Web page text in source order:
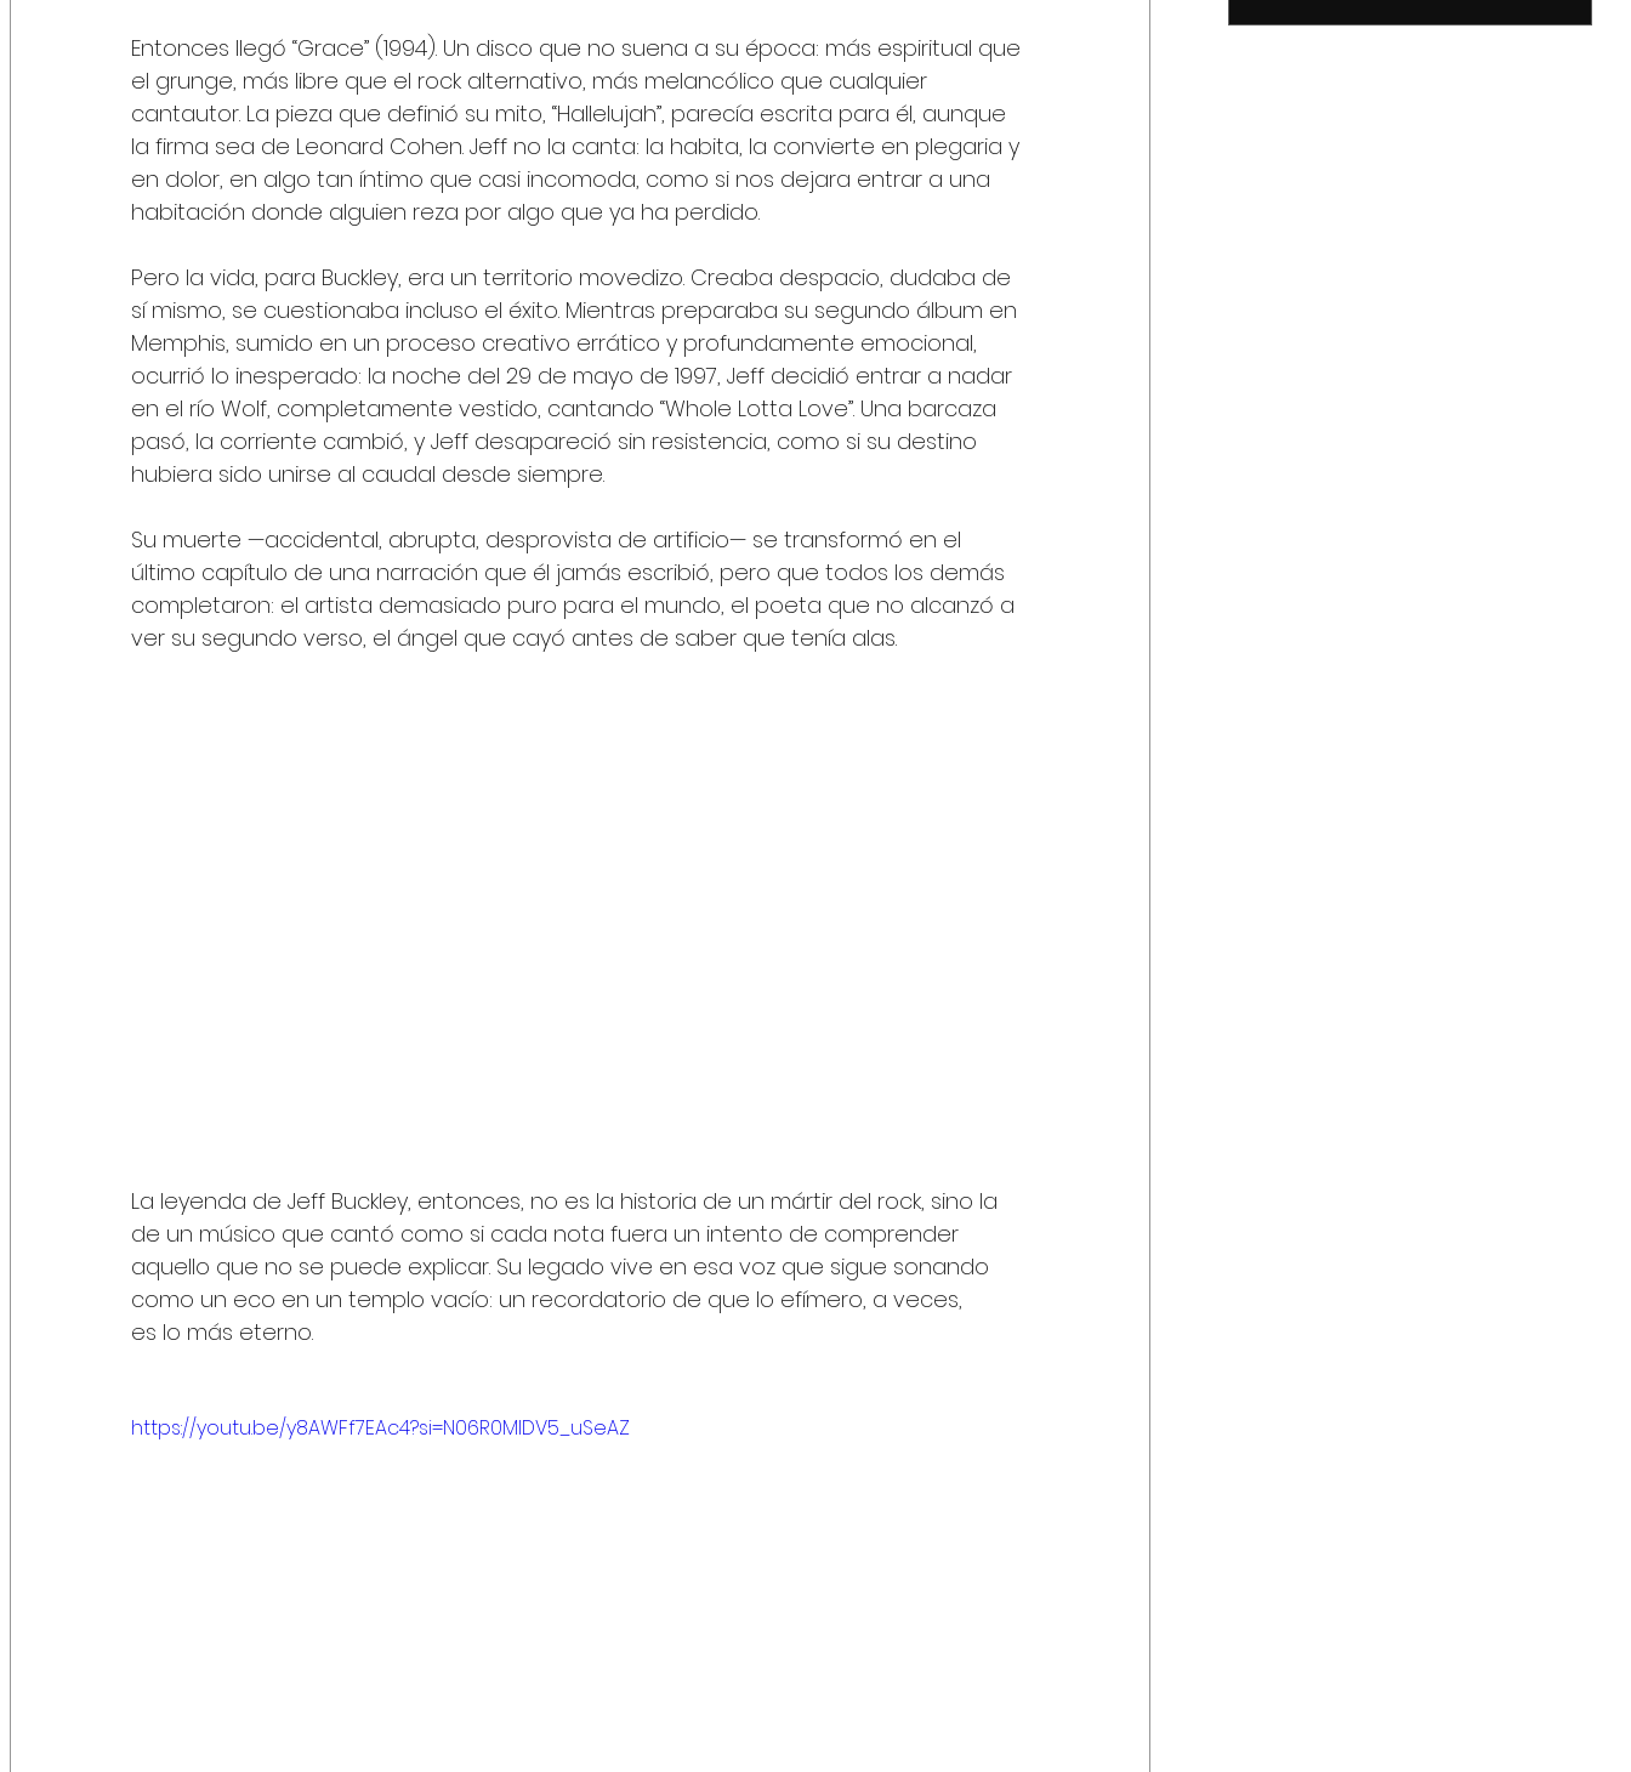
Entonces llegó “Grace” (1994). Un disco que no suena a su época: más espiritual que
el grunge, más libre que el rock alternativo, más melancólico que cualquier
cantautor. La pieza que definió su mito, “Hallelujah”, parecía escrita para él, aunque
la firma sea de Leonard Cohen. Jeff no la canta: la habita, la convierte en plegaria y
en dolor, en algo tan íntimo que casi incomoda, como si nos dejara entrar a una
habitación donde alguien reza por algo que ya ha perdido.
Pero la vida, para Buckley, era un territorio movedizo. Creaba despacio, dudaba de
sí mismo, se cuestionaba incluso el éxito. Mientras preparaba su segundo álbum en
Memphis, sumido en un proceso creativo errático y profundamente emocional,
ocurrió lo inesperado: la noche del 29 de mayo de 1997, Jeff decidió entrar a nadar
en el río Wolf, completamente vestido, cantando “Whole Lotta Love”. Una barcaza
pasó, la corriente cambió, y Jeff desapareció sin resistencia, como si su destino
hubiera sido unirse al caudal desde siempre.
Su muerte —accidental, abrupta, desprovista de artificio— se transformó en el
último capítulo de una narración que él jamás escribió, pero que todos los demás
completaron: el artista demasiado puro para el mundo, el poeta que no alcanzó a
ver su segundo verso, el ángel que cayó antes de saber que tenía alas.
La leyenda de Jeff Buckley, entonces, no es la historia de un mártir del rock, sino la
de un músico que cantó como si cada nota fuera un intento de comprender
aquello que no se puede explicar. Su legado vive en esa voz que sigue sonando
como un eco en un templo vacío: un recordatorio de que lo efímero, a veces,
es lo más eterno.
https://youtu.be/y8AWFf7EAc4?si=N06R0MlDV5_uSeAZ